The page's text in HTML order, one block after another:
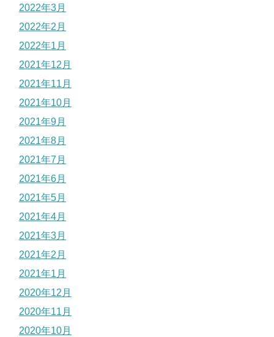
2022年3月
2022年2月
2022年1月
2021年12月
2021年11月
2021年10月
2021年9月
2021年8月
2021年7月
2021年6月
2021年5月
2021年4月
2021年3月
2021年2月
2021年1月
2020年12月
2020年11月
2020年10月